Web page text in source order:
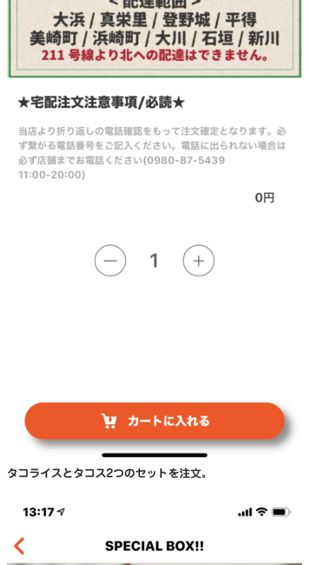
タコライスとタコス2つのセットを注文。